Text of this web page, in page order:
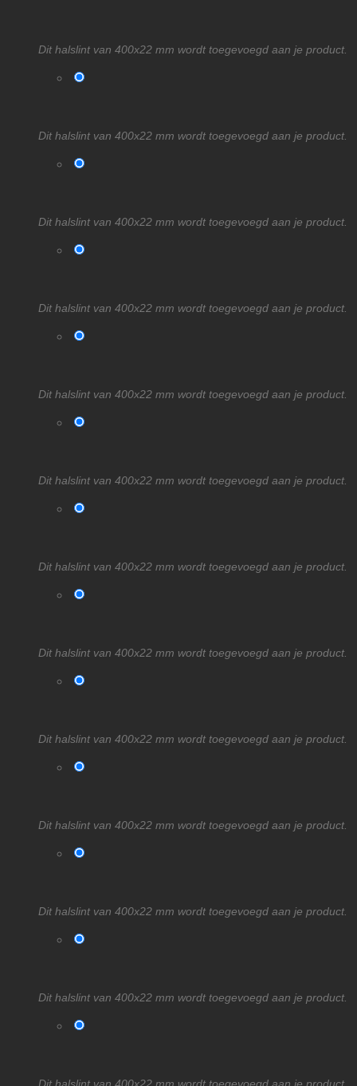
Dit halslint van 400x22 mm wordt toegevoegd aan je product.
Dit halslint van 400x22 mm wordt toegevoegd aan je product.
Dit halslint van 400x22 mm wordt toegevoegd aan je product.
Dit halslint van 400x22 mm wordt toegevoegd aan je product.
Dit halslint van 400x22 mm wordt toegevoegd aan je product.
Dit halslint van 400x22 mm wordt toegevoegd aan je product.
Dit halslint van 400x22 mm wordt toegevoegd aan je product.
Dit halslint van 400x22 mm wordt toegevoegd aan je product.
Dit halslint van 400x22 mm wordt toegevoegd aan je product.
Dit halslint van 400x22 mm wordt toegevoegd aan je product.
Dit halslint van 400x22 mm wordt toegevoegd aan je product.
Dit halslint van 400x22 mm wordt toegevoegd aan je product.